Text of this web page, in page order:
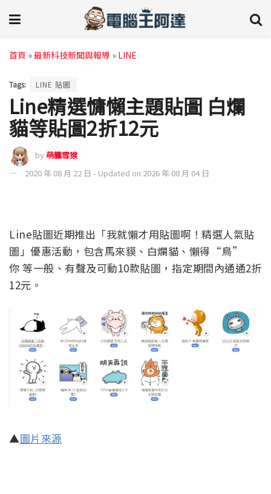
首頁 »最新科技新聞與報導 » LINE
Tags: LINE 貼圖
Line精選慵懶主題貼圖 白爛
貓等貼圖2折12元
by 萌朧雪猴
2020 年 08 月 22 日 - Updated on 2026 年 08 月 04 日
Line貼圖近期推出「我就懶才用貼圖啊！精選人氣貼
圖」優惠活動，包含馬來貘、白爛貓、懶得“鳥”
你 等一般、有聲及可動10款貼圖，指定期間內通通2折
12元。
▲圖片來源